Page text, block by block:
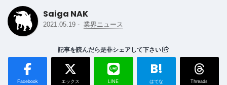
Saiga NAK
2021.05.19 - 業界ニュース
記事を読んだら是非シェアして下さい
Facebook エックス LINE
B!
はてな Threads